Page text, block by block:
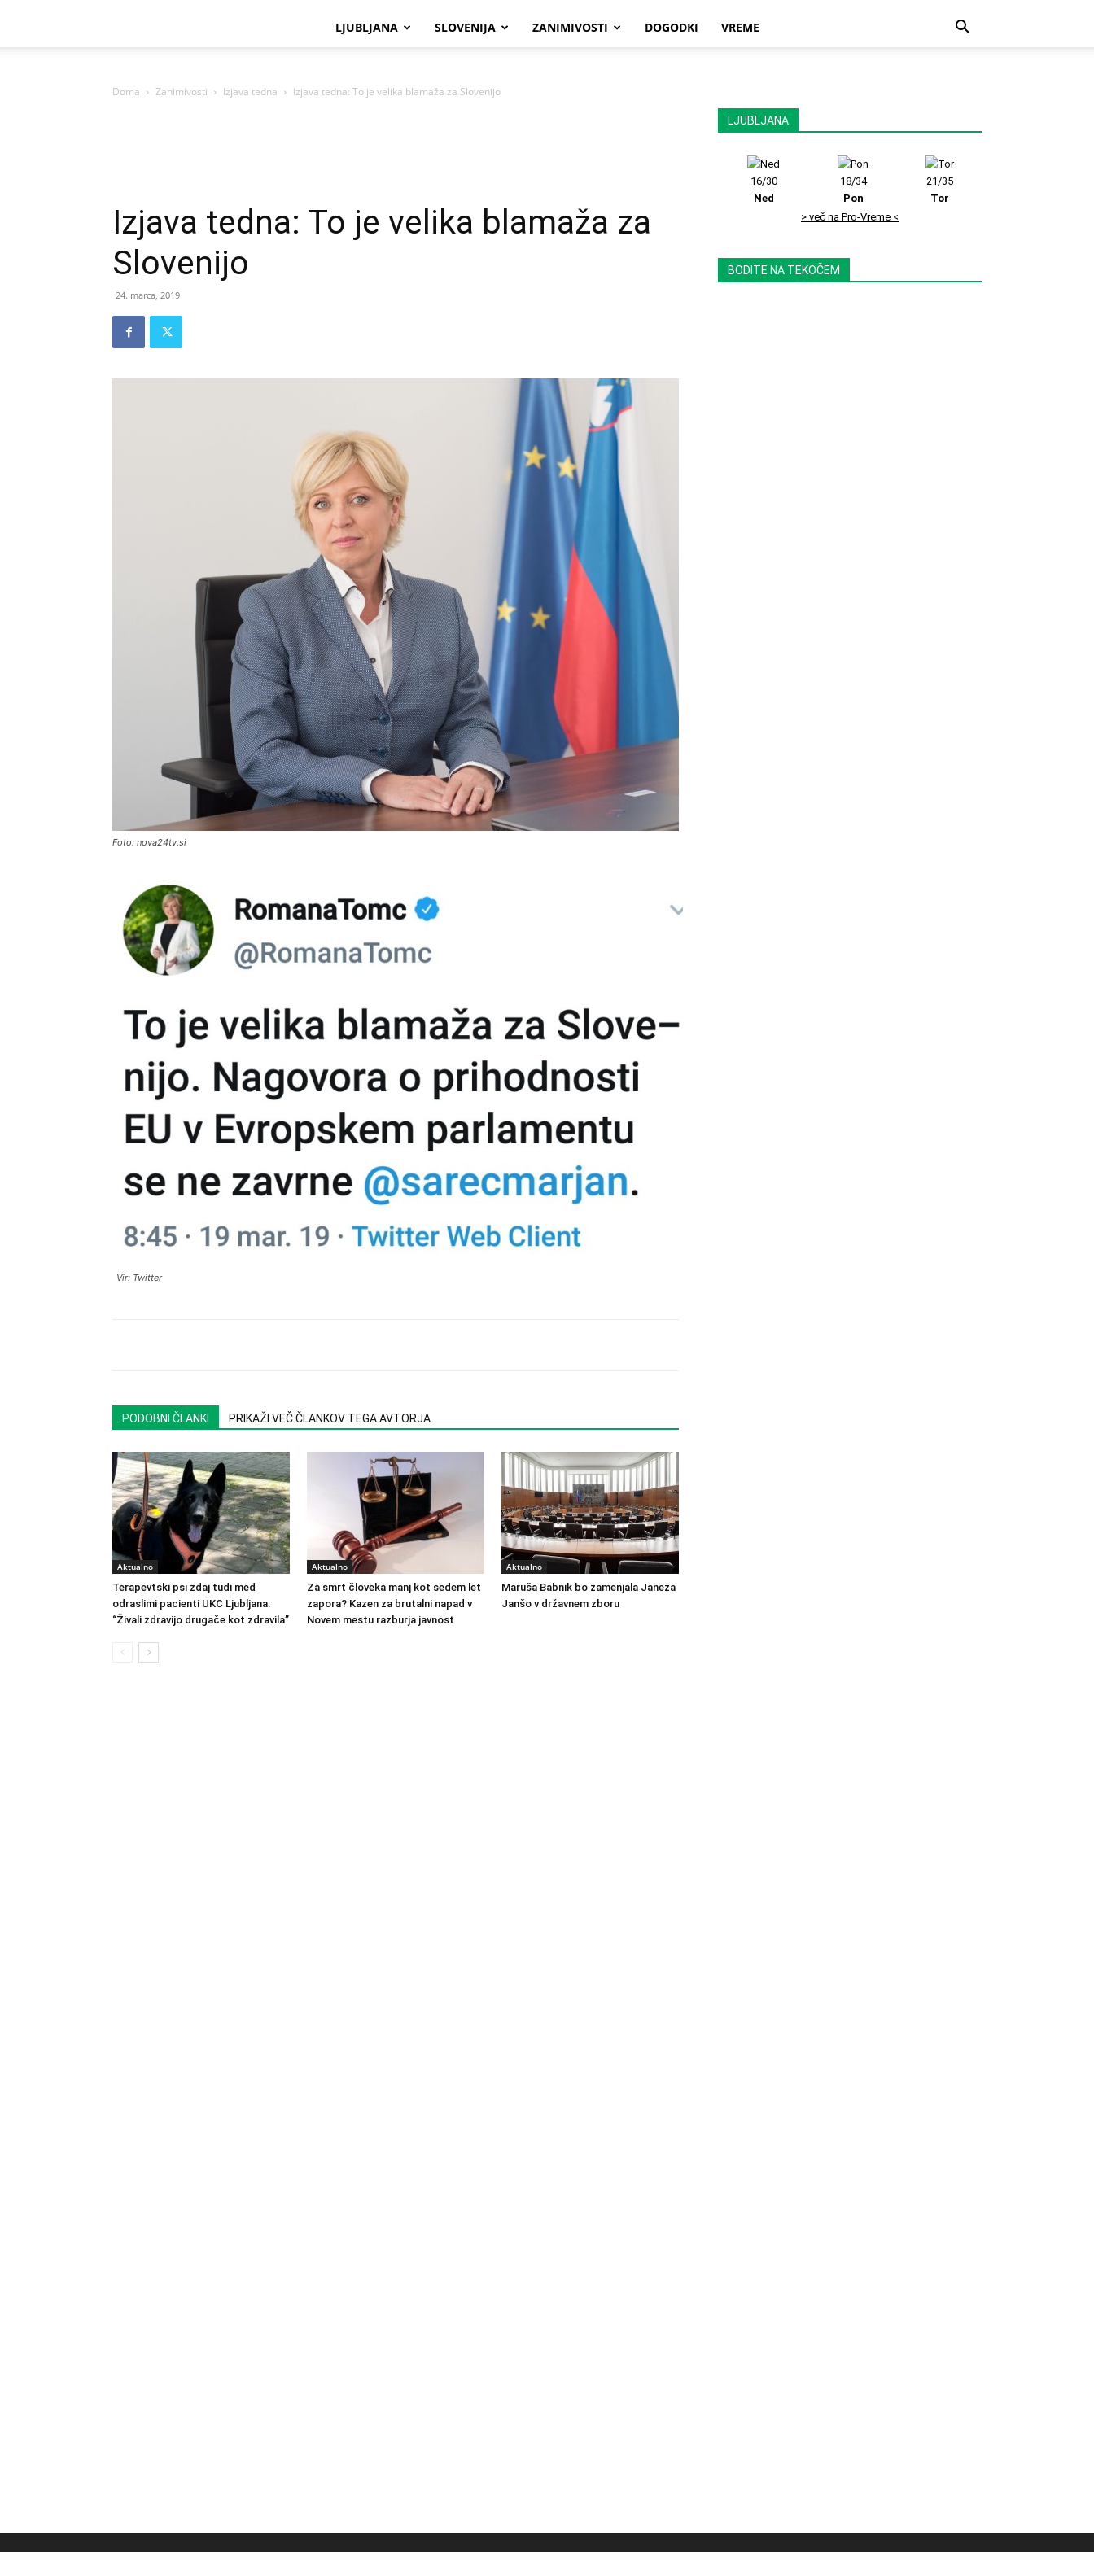
LJUBLJANA SLOVENIJA ZANIMIVOSTI DOGODKI VREME
Doma Zanimivosti Izjava tedna Izjava tedna: To je velika blamaža za Slovenijo
Izjava tedna: To je velika blamaža za
Slovenijo
24. marca, 2019
Foto: nova24tv.si
Vir: Twitter
PODOBNI ČLANKI PRIKAŽI VEČ ČLANKOV TEGA AVTORJA
Aktualno
Terapevtski psi zdaj tudi med
odraslimi pacienti UKC Ljubljana:
“Živali zdravijo drugače kot zdravila”
Aktualno
Za smrt človeka manj kot sedem let
zapora? Kazen za brutalni napad v
Novem mestu razburja javnost
Aktualno
Maruša Babnik bo zamenjala Janeza
Janšo v državnem zboru
LJUBLJANA
16/30
Ned
18/34
Pon
21/35
Tor
> več na Pro-Vreme <
BODITE NA TEKOČEM